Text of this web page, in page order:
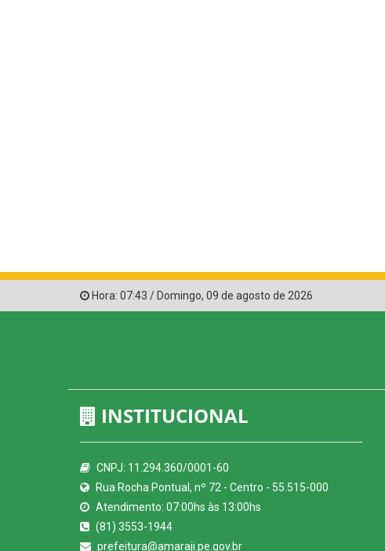
Hora: 07:43 / Domingo, 09 de agosto de 2026
INSTITUCIONAL
CNPJ: 11.294.360/0001-60
Rua Rocha Pontual, nº 72 - Centro - 55.515-000
Atendimento: 07:00hs às 13:00hs
(81) 3553-1944
prefeitura@amaraji.pe.gov.br